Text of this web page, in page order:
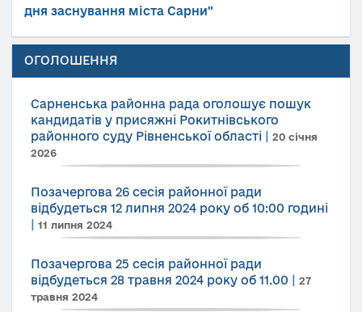
дня заснування міста Сарни"
ОГОЛОШЕННЯ
Сарненська районна рада оголошує пошук
кандидатів у присяжні Рокитнівського
районного суду Рівненської області
20 січня
2026
Позачергова 26 сесія районної ради
відбудеться 12 липня 2024 року об 10:00 годині
11 липня 2024
Позачергова 25 сесія районної ради
відбудеться 28 травня 2024 року об 11.00
27
травня 2024